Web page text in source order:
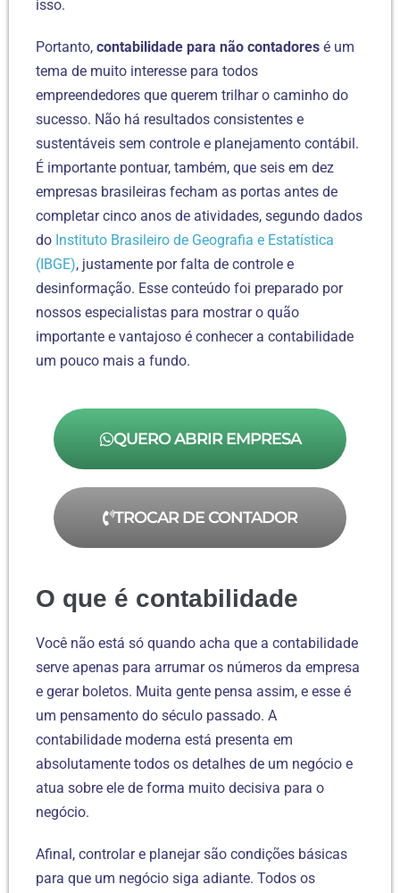
isso.
Portanto, contabilidade para não contadores é um
tema de muito interesse para todos
empreendedores que querem trilhar o caminho do
sucesso. Não há resultados consistentes e
sustentáveis sem controle e planejamento contábil.
É importante pontuar, também, que seis em dez
empresas brasileiras fecham as portas antes de
completar cinco anos de atividades, segundo dados
do Instituto Brasileiro de Geografia e Estatística
(IBGE), justamente por falta de controle e
desinformação. Esse conteúdo foi preparado por
nossos especialistas para mostrar o quão
importante e vantajoso é conhecer a contabilidade
um pouco mais a fundo.
QUERO ABRIR EMPRESA
TROCAR DE CONTADOR
O que é contabilidade
Você não está só quando acha que a contabilidade
serve apenas para arrumar os números da empresa
e gerar boletos. Muita gente pensa assim, e esse é
um pensamento do século passado. A
contabilidade moderna está presenta em
absolutamente todos os detalhes de um negócio e
atua sobre ele de forma muito decisiva para o
negócio.
Afinal, controlar e planejar são condições básicas
para que um negócio siga adiante. Todos os